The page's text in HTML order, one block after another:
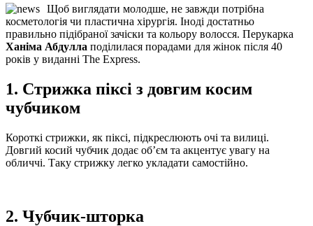
Щоб виглядати молодше, не завжди потрібна
косметологія чи пластична хірургія. Іноді достатньо
правильно підібраної зачіски та кольору волосся. Перукарка
Ханіма Абдулла поділилася порадами для жінок після 40
років у виданні The Express.
1. Стрижка піксі з довгим косим
чубчиком
Короткі стрижки, як піксі, підкреслюють очі та вилиці.
Довгий косий чубчик додає об’єм та акцентує увагу на
обличчі. Таку стрижку легко укладати самостійно.
2. Чубчик-шторка